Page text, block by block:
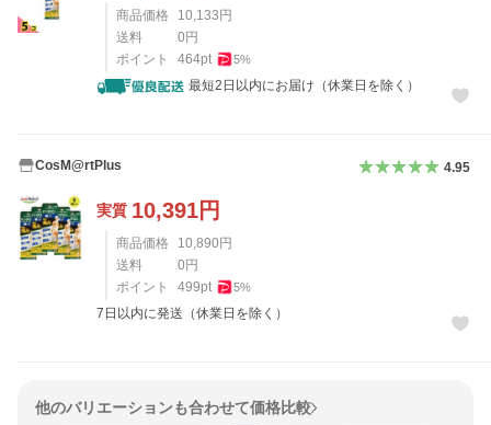
商品価格 10,133円
送料
0円
ポイント
464pt 5%
最短2日以内にお届け（休業日を除く）
CosM@rtPlus 4.95
実質 10,391円
商品価格 10,890円
送料
0円
ポイント
499pt 5%
7日以内に発送（休業日を除く）
他のバリエーションも合わせて価格比較